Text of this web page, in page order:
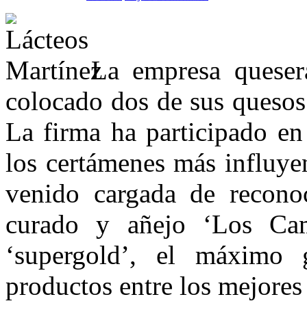
La empresa
colocado dos de sus
La firma ha participado
los certámenes más
venido cargada de
curado y añejo ‘Los
‘supergold’, el
productos entre los